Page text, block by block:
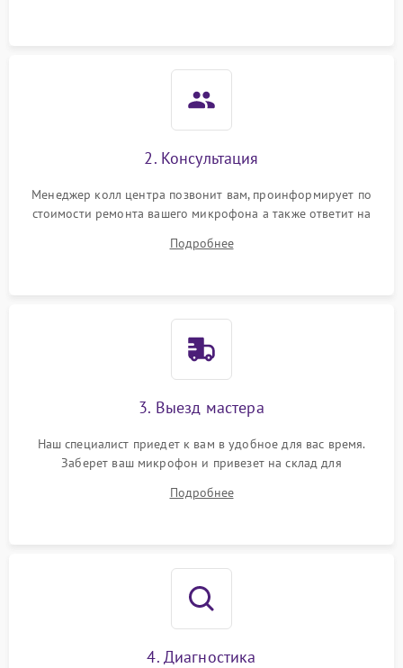
2. Консультация
Менеджер колл центра позвонит вам, проинформирует по
стоимости ремонта вашего микрофона а также ответит на
Подробнее
3. Выезд мастера
Наш специалист приедет к вам в удобное для вас время.
Заберет ваш микрофон и привезет на склад для
Подробнее
4. Диагностика